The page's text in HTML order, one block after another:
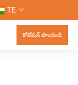
TE
కోటేషన్ పొందండి